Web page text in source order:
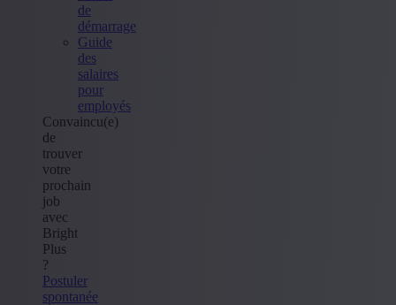
de
démarrage
Guide
des
salaires
pour
employés
Convaincu(e)
de
trouver
votre
prochain
job
avec
Bright
Plus
?
Postuler
spontanée